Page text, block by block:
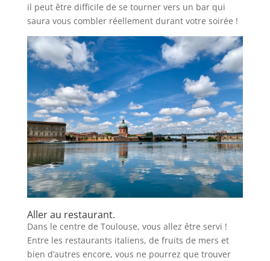
il peut être difficile de se tourner vers un bar qui
saura vous combler réellement durant votre soirée !
Aller au restaurant.
Dans le centre de Toulouse, vous allez être servi !
Entre les restaurants italiens, de fruits de mers et
bien d’autres encore, vous ne pourrez que trouver